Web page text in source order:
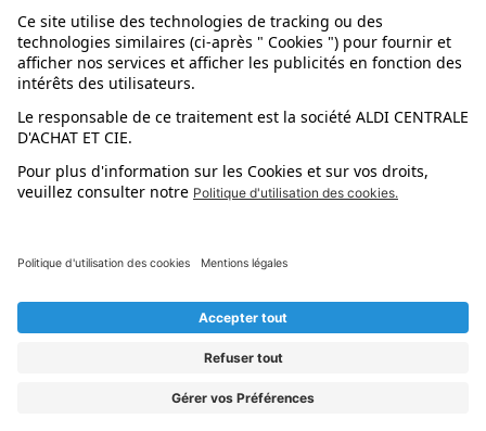
Nos astuces
Évènements
L'application mobile